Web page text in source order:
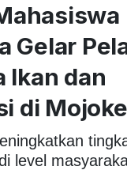
Gelar
Ikan dan
di
level